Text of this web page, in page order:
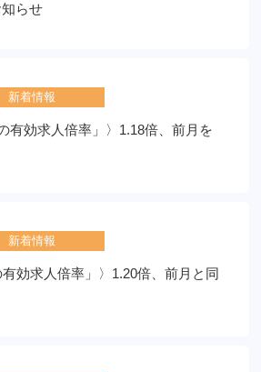
らせ
新着情報
有効求人倍率」〉1.18倍、前月を
新着情報
有効求人倍率」〉1.20倍、前月と同